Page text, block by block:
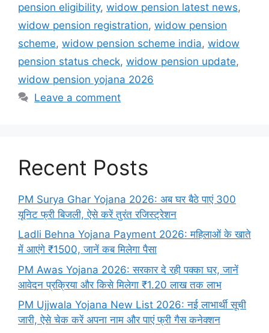
pension eligibility, widow pension latest news,
widow pension registration, widow pension
scheme, widow pension scheme india, widow
pension status check, widow pension update,
widow pension yojana 2026
Leave a comment
Recent Posts
PM Surya Ghar Yojana 2026: अब घर बैठे पाएं 300
यूनिट फ्री बिजली, ऐसे करें तुरंत रजिस्ट्रेशन
Ladli Behna Yojana Payment 2026: महिलाओं के खाते
में आएंगे ₹1500, जानें कब मिलेगा पैसा
PM Awas Yojana 2026: सरकार दे रही पक्का घर, जानें
आवेदन प्रक्रिया और किसे मिलेगा ₹1.20 लाख तक लाभ
PM Ujjwala Yojana New List 2026: नई लाभार्थी सूची
जारी, ऐसे चेक करें अपना नाम और पाएं फ्री गैस कनेक्शन